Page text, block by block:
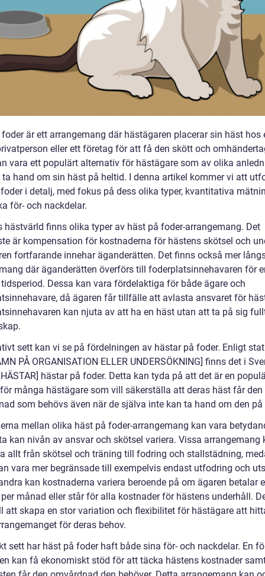
är ett arrangemang där hästägaren placerar sin häst hos
eller ett företag för att få den skött och
vara ett populärt alternativ för hästägare som av olika
ta hand om sin häst på heltid. I denna artikel kommer vi att
i detalj, med fokus på dess olika typer, kvantitativa
för- och nackdelar.
hästvärld finns olika typer av häst på foder-arrangemang. Det
är kompensation för kostnaderna för hästens skötsel och
fortfarande innehar äganderätten. Det finns också mer
där äganderätten överförs till foderplatsinnehavaren för
Dessa kan vara fördelaktiga för både ägare och
då ägaren får tillfälle att avlasta ansvaret för
kan njuta av att ha en häst utan att ta på sig
sett kan vi se på fördelningen av hästar på foder. Enligt
PÅ ORGANISATION ELLER UNDERSÖKNING] finns det i
hästar på foder. Detta kan tyda på att det är en
många hästägare som vill säkerställa att deras häst får den
som behövs även när de själva inte kan ta hand om den
mellan olika häst på foder-arrangemang kan vara
kan nivån av ansvar och skötsel variera. Vissa arrangemang
allt från skötsel och träning till fodring och stallstädning,
vara mer begränsade till exempelvis endast utfodring och
kan kostnaderna variera beroende på om ägaren betalar
månad eller står för alla kostnader för hästens underhåll.
att skapa en stor variation och flexibilitet för hästägare att
för deras behov.
sett har häst på foder haft både sina för- och nackdelar. En
kan få ekonomiskt stöd för att täcka hästens kostnader